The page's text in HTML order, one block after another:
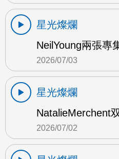
星光燦爛
NeilYoung兩張專
2026/07/03
星光燦爛
NatalieMerchent
2026/07/02